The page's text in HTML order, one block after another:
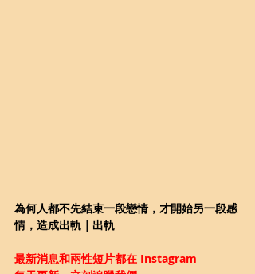
為何人都不先結束一段戀情，才開始另一段感
情，造成出軌｜出軌
最新消息和兩性短片都在 Instagram